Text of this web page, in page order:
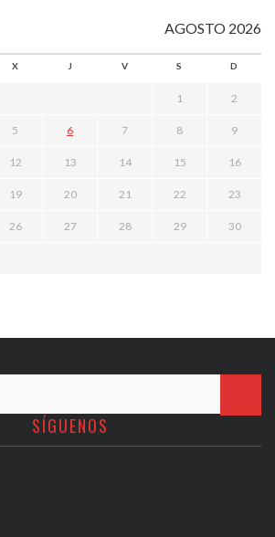
AGOSTO 2026
X J V S D
1 2
5 6 7 8 9
12 13 14 15 16
19 20 21 22 23
26 27 28 29 30
SÍGUENOS